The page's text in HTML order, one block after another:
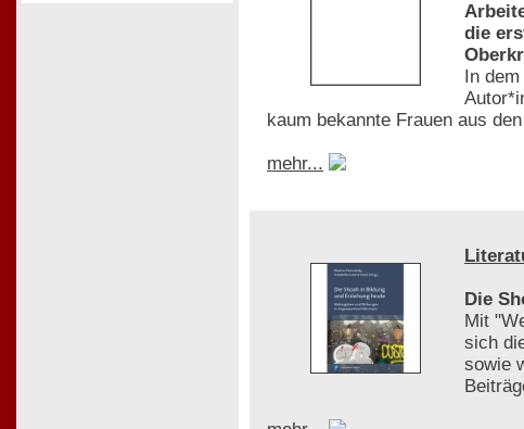
die
In
kaum bekannte Frauen aus
mehr...
Die
Mit
sich
sowie